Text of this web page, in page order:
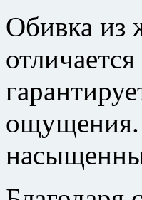
Обивка из
ощущения.